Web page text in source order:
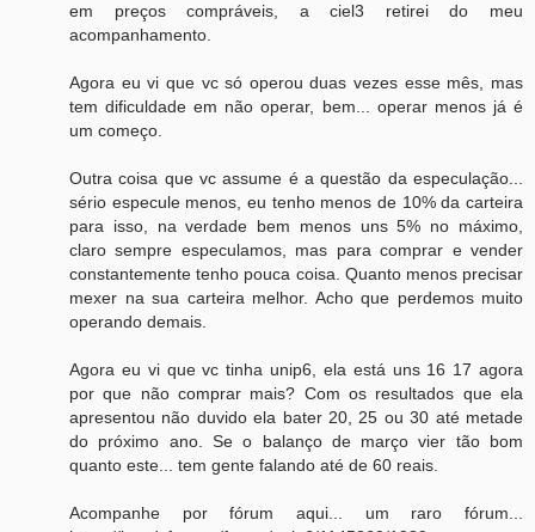
em preços compráveis, a ciel3 retirei do meu
acompanhamento.
Agora eu vi que vc só operou duas vezes esse mês, mas
tem dificuldade em não operar, bem... operar menos já é
um começo.
Outra coisa que vc assume é a questão da especulação...
sério especule menos, eu tenho menos de 10% da carteira
para isso, na verdade bem menos uns 5% no máximo,
claro sempre especulamos, mas para comprar e vender
constantemente tenho pouca coisa. Quanto menos precisar
mexer na sua carteira melhor. Acho que perdemos muito
operando demais.
Agora eu vi que vc tinha unip6, ela está uns 16 17 agora
por que não comprar mais? Com os resultados que ela
apresentou não duvido ela bater 20, 25 ou 30 até metade
do próximo ano. Se o balanço de março vier tão bom
quanto este... tem gente falando até de 60 reais.
Acompanhe por fórum aqui... um raro fórum...